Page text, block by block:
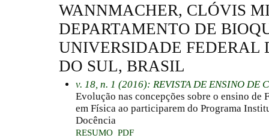
WANNMACHER, CLÓVIS
DEPARTAMENTO DE
UNIVERSIDADE FEDERAL
DO SUL, BRASIL
v. 18, n. 1 (2016): REVISTA DE ENSINO DE
Evolução nas concepções sobre o ensino de
em Física ao participarem do Programa
Docência
RESUMO PDF